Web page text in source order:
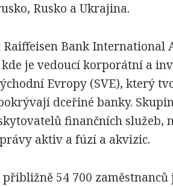
Rusko a Ukrajina.
Raiffeisen Bank International
kde je vedoucí korporátní a
Evropy (SVE), který
dceřiné banky.
finančních služeb,
aktiv a fúzí a akvizic.
přibližně 54 700 zaměstnanců